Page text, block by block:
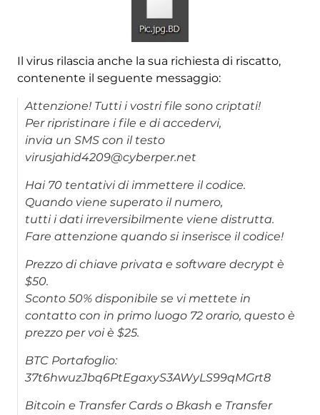
Il virus rilascia anche la sua richiesta di riscatto,
contenente il seguente messaggio:
Attenzione! Tutti i vostri file sono criptati!
Per ripristinare i file e di accedervi,
invia un SMS con il testo
virusjahid4209@cyberper.net
Hai 70 tentativi di immettere il codice.
Quando viene superato il numero,
tutti i dati irreversibilmente viene distrutta.
Fare attenzione quando si inserisce il codice!
Prezzo di chiave privata e software decrypt è
$50.
Sconto 50% disponibile se vi mettete in
contatto con in primo luogo 72 orario, questo è
prezzo per voi è $25.
BTC Portafoglio:
37t6hwuzJbq6PtEgaxyS3AWyLS99qMGrt8
Bitcoin e Transfer Cards o Bkash e Transfer